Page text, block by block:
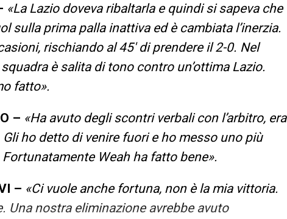
«La Lazio doveva ribaltarla e quindi si sapeva che
sulla prima palla inattiva ed è cambiata l’inerzia.
rischiando al 45′ di prendere il 2-0. Nel
è salita di tono contro un’ottima Lazio.
fatto».
– «Ha avuto degli scontri verbali con l’arbitro, era
ho detto di venire fuori e ho messo uno più
Weah ha fatto bene».
– «Ci vuole anche fortuna, non è la mia vittoria.
Una nostra eliminazione avrebbe avuto